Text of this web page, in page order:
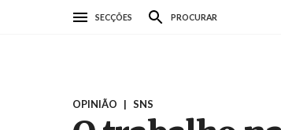
SECÇÕES PROCURAR
OPINIÃO | SNS